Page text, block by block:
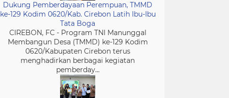
Dukung Pemberdayaan Perempuan, TMMD
ke-129 Kodim 0620/Kab. Cirebon Latih Ibu-Ibu
Tata Boga
CIREBON, FC - Program TNI Manunggal
Membangun Desa (TMMD) ke-129 Kodim
0620/Kabupaten Cirebon terus
menghadirkan berbagai kegiatan
pemberday...